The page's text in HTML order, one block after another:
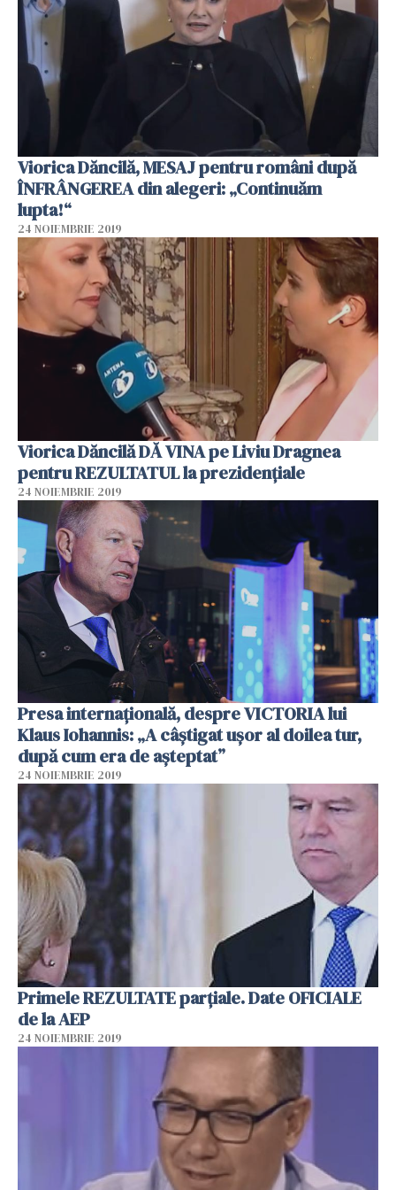
Viorica Dăncilă, MESAJ pentru români după
ÎNFRÂNGEREA din alegeri: „Continuăm
lupta!“
24 NOIEMBRIE 2019
Viorica Dăncilă DĂ VINA pe Liviu Dragnea
pentru REZULTATUL la prezidențiale
24 NOIEMBRIE 2019
Presa internaţională, despre VICTORIA lui
Klaus Iohannis: „A câştigat uşor al doilea tur,
după cum era de aşteptat”
24 NOIEMBRIE 2019
Primele REZULTATE parțiale. Date OFICIALE
de la AEP
24 NOIEMBRIE 2019